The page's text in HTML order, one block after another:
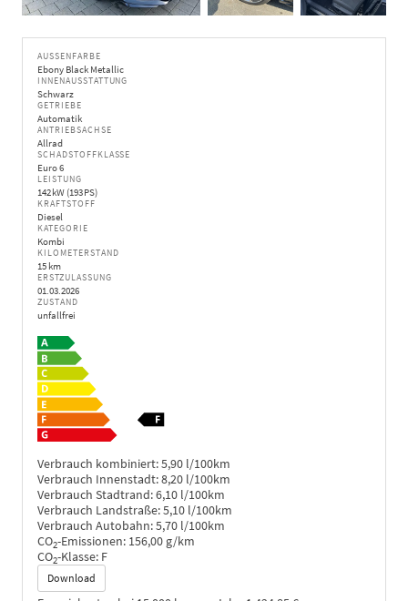
AUSSENFARBE
Ebony Black Metallic
INNENAUSSTATTUNG
Schwarz
GETRIEBE
Automatik
ANTRIEBSACHSE
Allrad
SCHADSTOFFKLASSE
Euro 6
LEISTUNG
142 kW (193 PS)
KRAFTSTOFF
Diesel
KATEGORIE
Kombi
KILOMETERSTAND
15 km
ERSTZULASSUNG
01.03.2026
ZUSTAND
unfallfrei
Verbrauch kombiniert:5,90 l/100km
Verbrauch Innenstadt:8,20 l/100km
Verbrauch Stadtrand:6,10 l/100km
Verbrauch Landstraße:5,10 l/100km
Verbrauch Autobahn:5,70 l/100km
CO2-Emissionen: 156,00 g/km
CO2-Klasse: F
Download